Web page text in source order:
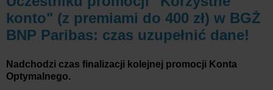
konto" (z premiami do 400 zł) w BGŻ
BNP Paribas: czas uzupełnić dane!
Nadchodzi czas finalizacji kolejnej promocji Konta
Optymalnego.